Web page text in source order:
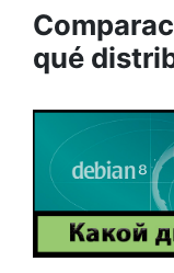
qué